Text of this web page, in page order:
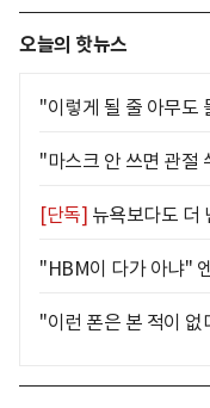
오늘의 핫뉴스
"이렇게 될 줄 아무도
"마스크 안 쓰면 관절
[단독] 뉴욕보다도 더
"HBM이 다가 아냐"
"이런 폰은 본 적이